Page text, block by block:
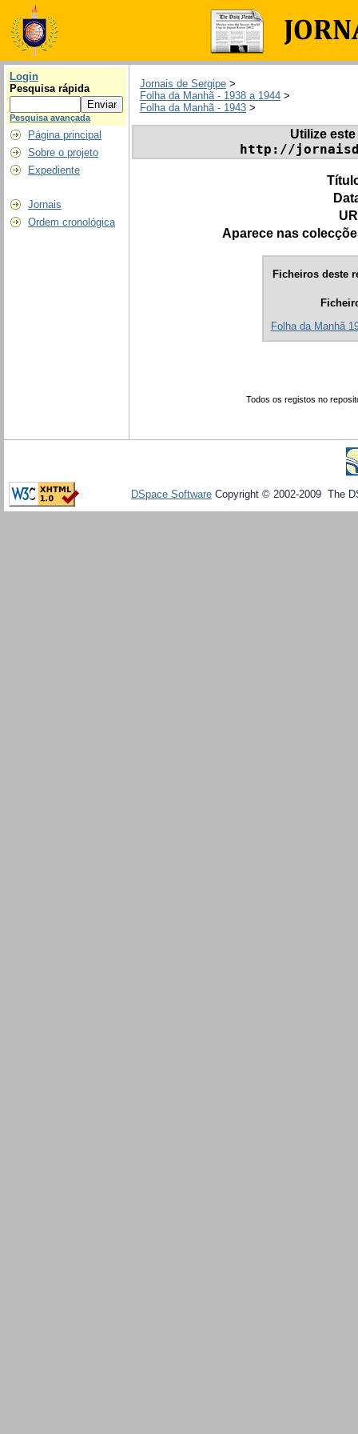
Login
Pesquisa rápida
Pesquisa avançada
Página principal
Sobre o projeto
Expediente
Jornais
Ordem cronológica
Jornais de Sergipe >
Folha da Manhã - 1938 a 1944 >
Folha da Manhã - 1943 >
Utilize
http://
Aparece nas
Ficheiros deste
Folha da Manhã
Todos os registos no
DSpace Software Copyright © 2002-2009 The